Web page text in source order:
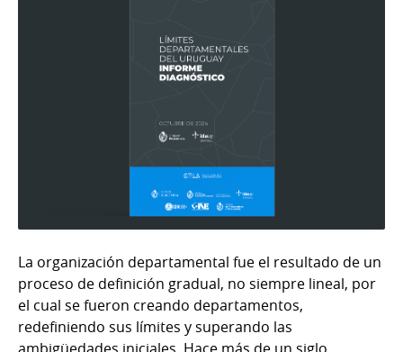
La organización departamental fue el resultado de un
proceso de definición gradual, no siempre lineal, por
el cual se fueron creando departamentos,
redefiniendo sus límites y superando las